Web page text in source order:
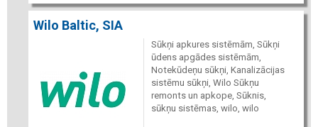
Wilo Baltic, SIA
Sūkņi apkures sistēmām, Sūkņi
ūdens apgādes sistēmām,
Notekūdeņu sūkņi, Kanalizācijas
sistēmu sūkņi, Wilo Sūkņu
remonts un apkope, Sūknis,
sūkņu sistēmas, wilo, wilo